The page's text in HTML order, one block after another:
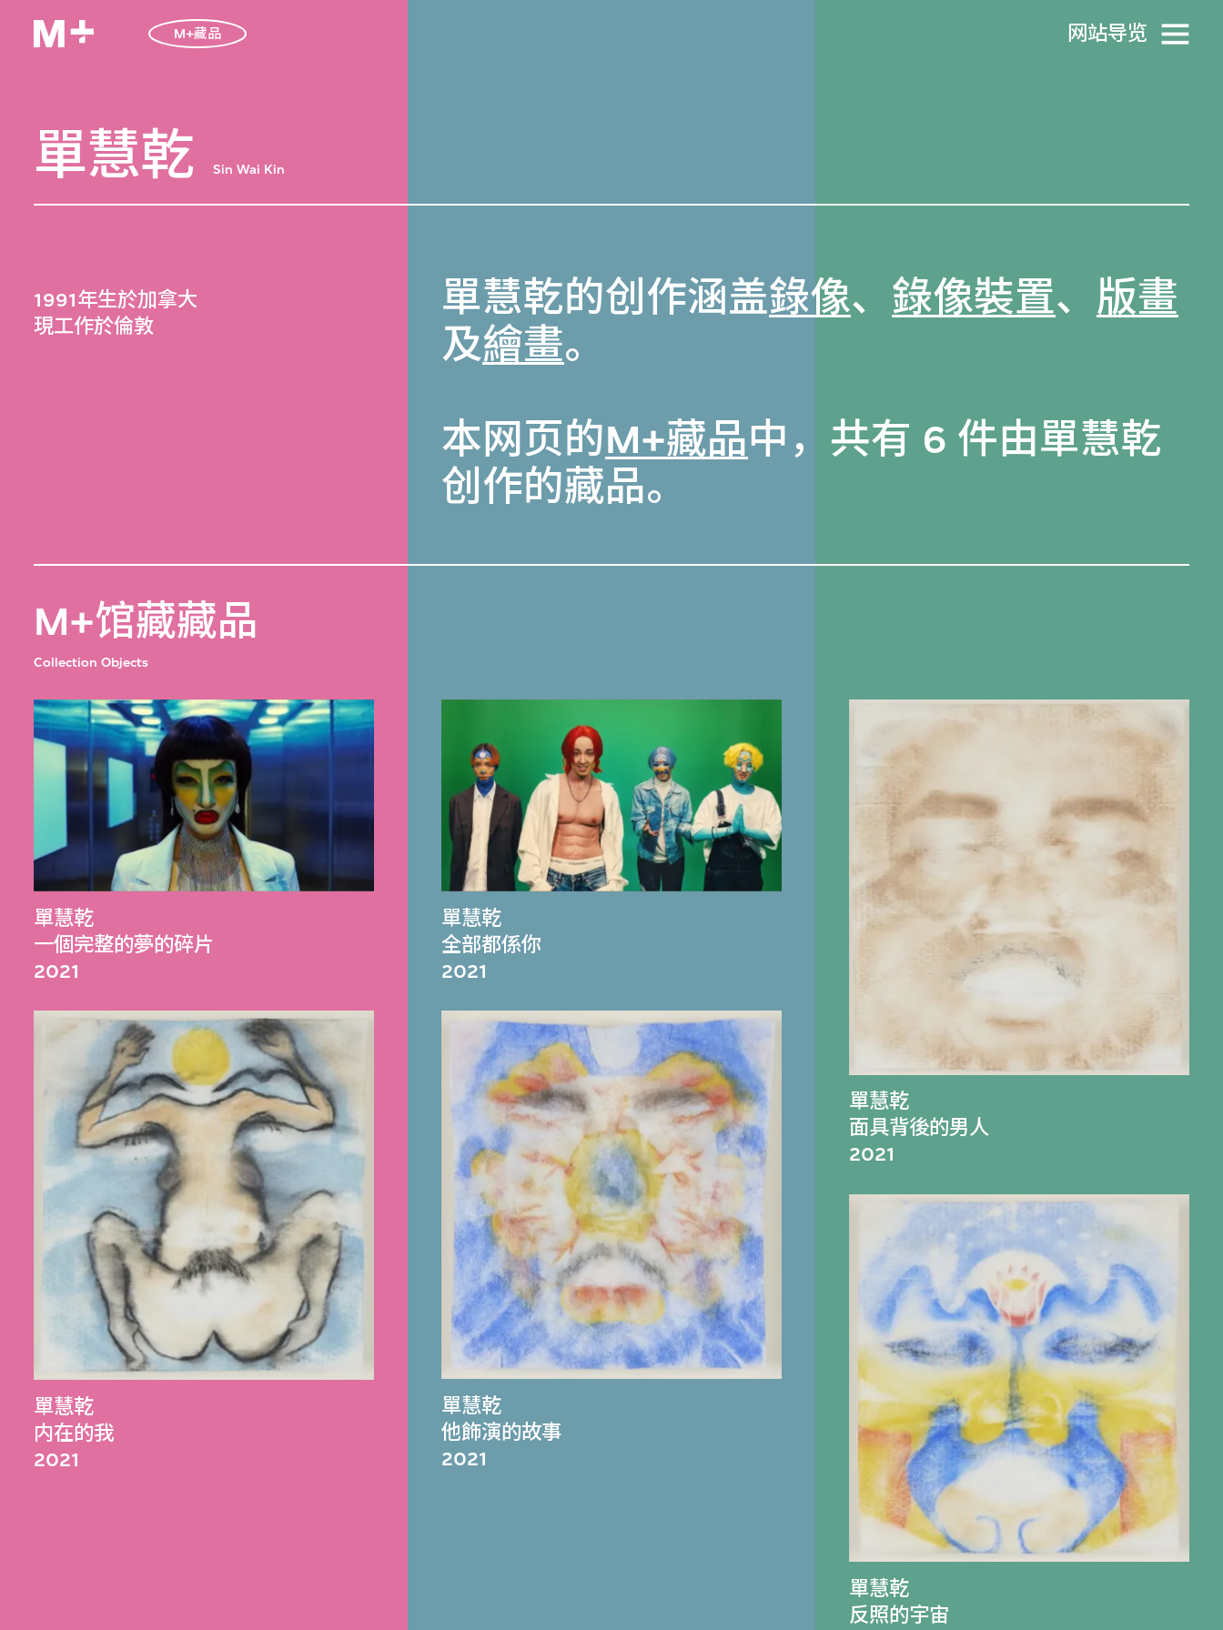
M+藏品 网站导览
單慧乾 Sin Wai Kin
1991年生於加拿大
現工作於倫敦
單慧乾的创作涵盖錄像、 錄像裝置、 版畫
及繪畫。
本网页的M+藏品中，共有 6 件由單慧乾
创作的藏品。
M+馆藏藏品
Collection Objects
單慧乾
一個完整的夢的碎片
2021
單慧乾
内在的我
2021
單慧乾
全部都係你
2021
單慧乾
他飾演的故事
2021
單慧乾
面具背後的男人
2021
單慧乾
反照的宇宙